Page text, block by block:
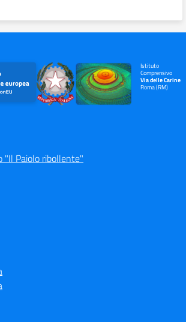
Istituto
Comprensivo
Via delle Carine
Roma (RM)
"Il Paiolo ribollente"